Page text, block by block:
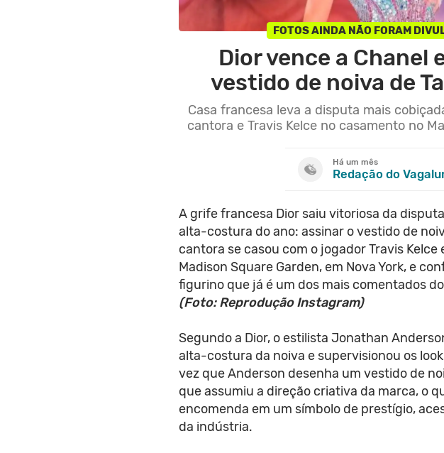
FOTOS AINDA NÃO FORAM
Dior vence a Chanel
vestido de noiva de
Casa francesa leva a disputa mais
cantora e Travis Kelce no casamento no
Há um mês
Redação do
A grife francesa Dior saiu vitoriosa da
alta-costura do ano: assinar o vestido de
cantora se casou com o jogador Travis
Madison Square Garden, em Nova York, e
figurino que já é um dos mais comentados
(Foto: Reprodução Instagram)
Segundo a Dior, o estilista Jonathan
alta-costura da noiva e supervisionou os
vez que Anderson desenha um vestido de
que assumiu a direção criativa da marca, o
encomenda em um símbolo de prestígio,
da indústria.